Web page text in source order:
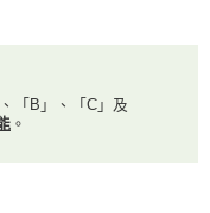
「B」、「C」及
。